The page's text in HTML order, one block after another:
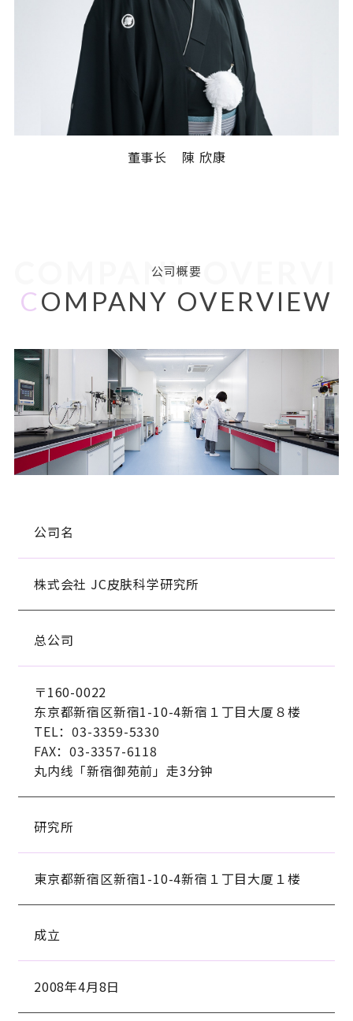
董事长 陳 欣康
公司概要
COMPANY
COMPANY OVERVIEW
公司名
株式会社 JC皮肤科学研究所
总公司
〒160-0022
东京都新宿区新宿1-10-4新宿１丁目大厦８楼
TEL：03-3359-5330
FAX：03-3357-6118
丸内线「新宿御苑前」走3分钟
研究所
東京都新宿区新宿1-10-4新宿１丁目大厦１楼
成立
2008年4月8日